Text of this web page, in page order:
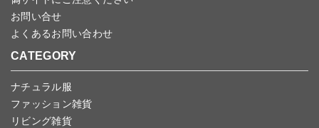
お問い合せ
よくあるお問い合わせ
CATEGORY
ナチュラル服
ファッション雑貨
リビング雑貨